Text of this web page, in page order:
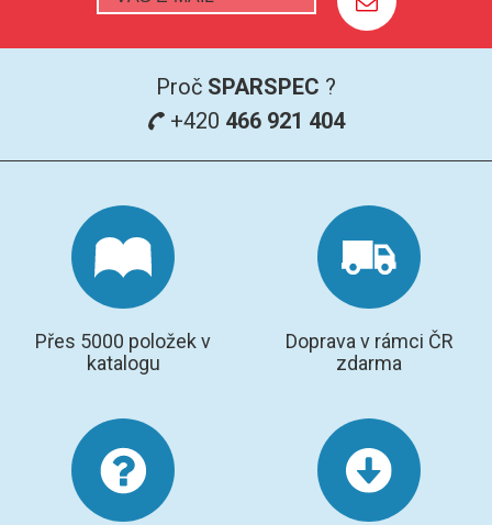
KALIBRACE
Proč SPARSPEC ?
+420 466 921 404
Přes 5000 položek v
katalogu
Doprava v rámci ČR
zdarma